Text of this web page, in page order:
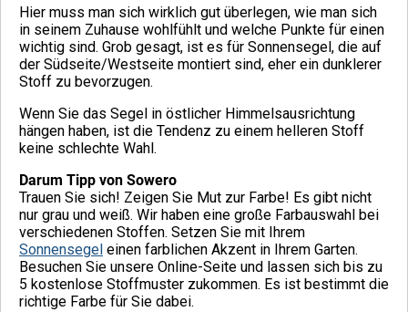
Hier muss man sich wirklich gut überlegen, wie man sich
in seinem Zuhause wohlfühlt und welche Punkte für einen
wichtig sind. Grob gesagt, ist es für Sonnensegel, die auf
der Südseite/Westseite montiert sind, eher ein dunklerer
Stoff zu bevorzugen.
Wenn Sie das Segel in östlicher Himmelsausrichtung
hängen haben, ist die Tendenz zu einem helleren Stoff
keine schlechte Wahl.
Darum Tipp von Sowero
Trauen Sie sich! Zeigen Sie Mut zur Farbe! Es gibt nicht
nur grau und weiß. Wir haben eine große Farbauswahl bei
verschiedenen Stoffen. Setzen Sie mit Ihrem
Sonnensegel einen farblichen Akzent in Ihrem Garten.
Besuchen Sie unsere Online-Seite und lassen sich bis zu
5 kostenlose Stoffmuster zukommen. Es ist bestimmt die
richtige Farbe für Sie dabei.